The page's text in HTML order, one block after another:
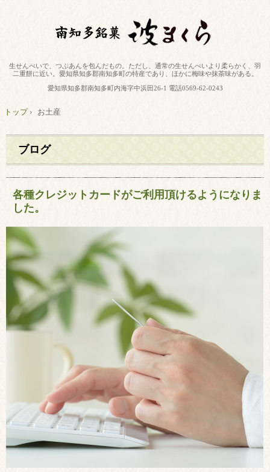
生せんべいで、つぶあんを包んだもの。ただし、通常の生せんべいより柔らかく、羽
二重餅に近い。愛知県知多郡南知多町の特産であり、ほかに梅味や抹茶味がある。
愛知県知多郡南知多町内海字中浜田26-1 電話0569-62-0243
トップ› お土産
ブログ
各種クレジットカードがご利用頂けるようになりま
した。